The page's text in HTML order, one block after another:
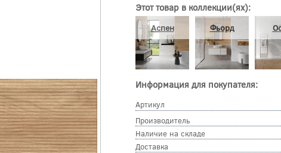
Этот товар в коллекции(ях):
Аспен Фьорд
Информация для покупателя:
Артикул
Производитель
Наличие на складе
Доставка